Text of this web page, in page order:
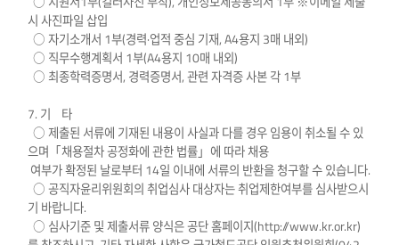
시 사진파일 삽입
○ 자기소개서 1부(경력·업적 중심 기재, A4용지 3매 내외)
○ 직무수행계획서 1부(A4용지 10매 내외)
○ 최종학력증명서, 경력증명서, 관련 자격증 사본 각 1부
7. 기 타
○ 제출된 서류에 기재된 내용이 사실과 다를 경우 임용이 취소될 수 있
으며「채용절차 공정화에 관한 법률」에 따라 채용
여부가 확정된 날로부터 14일 이내에 서류의 반환을 청구할 수 있습니다.
○ 공직자윤리위원회의 취업심사 대상자는 취업제한여부를 심사받으시
기 바랍니다.
○ 심사기준 및 제출서류 양식은 공단 홈페이지(http://www.kr.or.kr)